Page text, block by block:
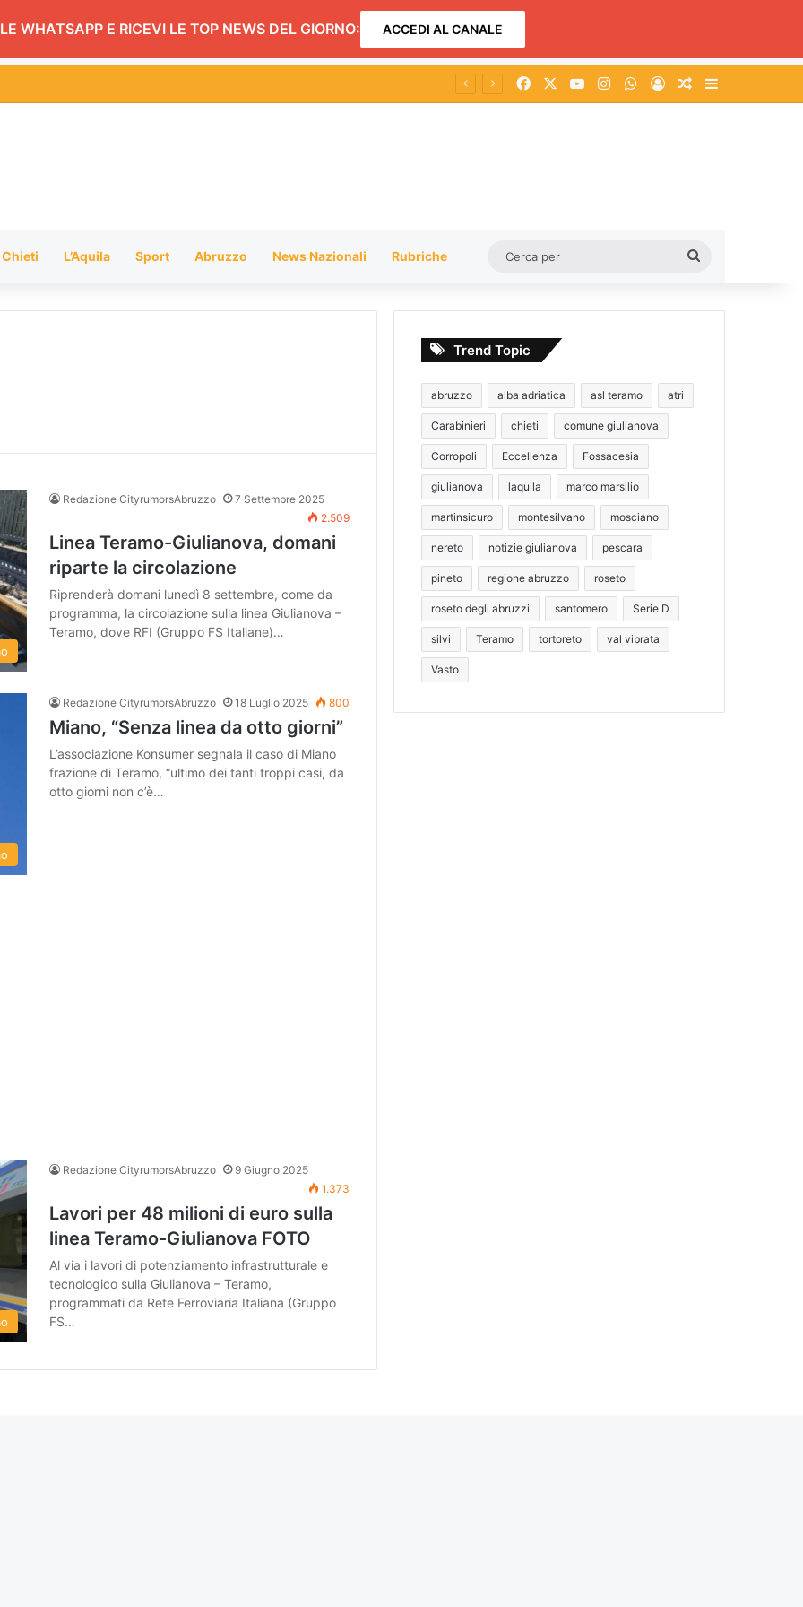
WHATSAPP E RICEVI LE TOP NEWS DEL GIORNO: ACCEDI AL CANALE
Facebook You TubeInstagramWhatsApp
AccediUn articolo a
Chieti L’Aquila Sport Abruzzo News Nazionali Rubriche
Redazione CityrumorsAbruzzo
7 Settembre 2025
2.509
Linea Teramo-Giulianova, domani
riparte la circolazione
Riprenderà domani lunedì 8 settembre, come da
programma, la circolazione sulla linea Giulianova –
Teramo, dove RFI (Gruppo FS Italiane)…
Redazione CityrumorsAbruzzo 18 Luglio 2025 800
Miano, “Senza linea da otto giorni”
L’associazione Konsumer segnala il caso di Miano
frazione di Teramo, “ultimo dei tanti troppi casi, da
otto giorni non c’è…
Redazione CityrumorsAbruzzo
9 Giugno 2025
1.373
Lavori per 48 milioni di euro sulla
linea Teramo-Giulianova FOTO
Al via i lavori di potenziamento infrastrutturale e
tecnologico sulla Giulianova – Teramo,
programmati da Rete Ferroviaria Italiana (Gruppo
FS…
Trend Topic
abruzzo alba adriatica asl teramo atri
Carabinieri chieti comune giulianova
Corropoli Eccellenza Fossacesia
giulianova laquila marco marsilio
martinsicuro montesilvano mosciano
nereto notizie giulianova pescara
pineto regione abruzzo roseto
roseto degli abruzzi santomero Serie D
silvi Teramo tortoreto val vibrata
Vasto